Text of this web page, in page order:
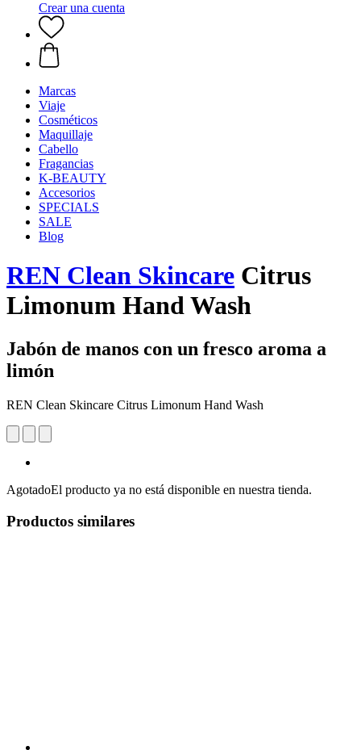
Crear una cuenta
Marcas
Viaje
Cosméticos
Maquillaje
Cabello
Fragancias
K-BEAUTY
Accesorios
SPECIALS
SALE
Blog
REN Clean Skincare Citrus
Limonum Hand Wash
Jabón de manos con un fresco aroma a
limón
REN Clean Skincare Citrus Limonum Hand Wash
AgotadoEl producto ya no está disponible en nuestra tienda.
Productos similares